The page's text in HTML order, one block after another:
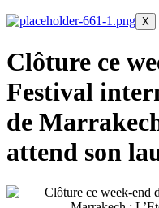
X
Clôture ce
Festival
de
attend son